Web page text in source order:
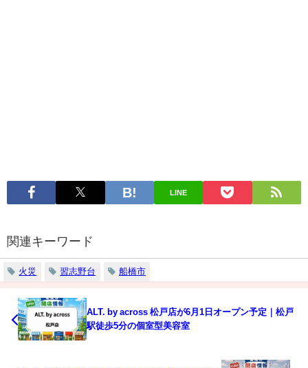
LINE
関連キーワード
火災 習志野台 船橋市
ALT. by across 松戸店が6月1日オープン予定｜松戸
駅徒歩5分の個室型美容室